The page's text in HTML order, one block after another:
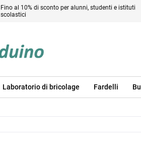
Fino al 10% di sconto per alunni, studenti e istituti
scolastici
Laboratorio di bricolage Fardelli